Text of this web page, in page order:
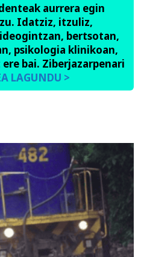
aurrera egin
Idatziz, itzuliz,
bertsotan,
psikologia klinikoan,
bai. Ziberjazarpenari
LAGUNDU >